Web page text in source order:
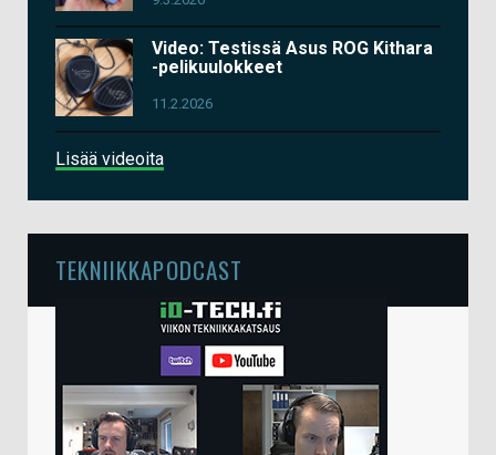
Video: Testissä Asus ROG Kithara
-pelikuulokkeet
11.2.2026
Lisää videoita
TEKNIIKKAPODCAST